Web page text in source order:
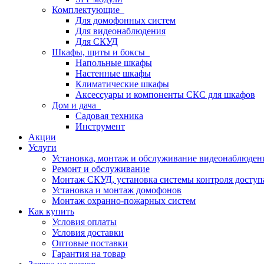
Комплектующие
Для домофонных систем
Для видеонаблюдения
Для СКУД
Шкафы, щиты и боксы
Напольные шкафы
Настенные шкафы
Климатические шкафы
Аксессуары и компоненты СКС для шкафов
Дом и дача
Садовая техника
Инструмент
Акции
Услуги
Установка, монтаж и обслуживание
Ремонт и обслуживание
Монтаж СКУД, установка системы контроля
Установка и монтаж домофонов
Монтаж охранно-пожарных систем
Как купить
Условия оплаты
Условия доставки
Оптовые поставки
Гарантия на товар